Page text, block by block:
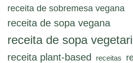
receita de sobremesa vegana
receita de sopa vegana
receita de sopa
receita plant-based receitas